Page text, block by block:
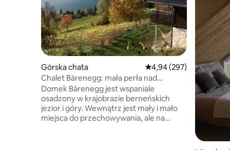
Górska chata Średnia ocena: 4,94 na
4,94 (297)
Chalet Bärenegg: mała perła nad
jeziorem Thun
Domek Bärenegg jest wspaniale
osadzony w krajobrazie berneńskich
jezior i góry. Wewnątrz jest mały i mało
miejsca do przechowywania, ale na